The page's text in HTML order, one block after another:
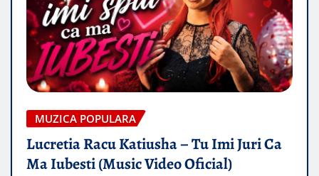
MUZICA POPULARA
Lucretia Racu Katiusha – Tu Imi Juri Ca
Ma Iubesti (Music Video Oficial)